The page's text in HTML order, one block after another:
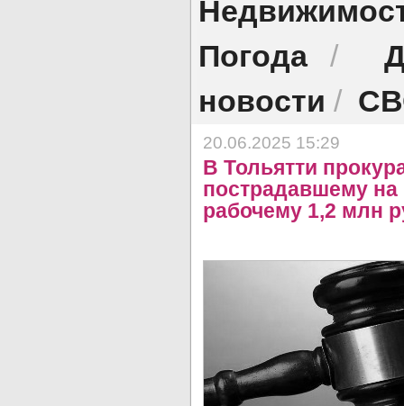
Погода/
новости /
20.06.2025 15:29
В Тольятти
пострадавшему
рабочему 1,2 млн